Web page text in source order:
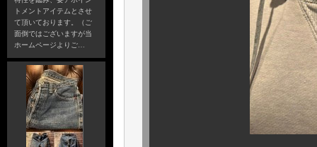
トメントアイテムとさせ
て頂いております。（ご
面倒ではございますが当
ホームページよりご…